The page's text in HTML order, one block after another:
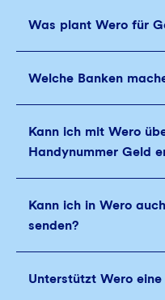
Was plant Wero für
Welche Banken
Kann ich mit Wero
Handynummer Geld
Kann ich in Wero
senden?
Unterstützt Wero